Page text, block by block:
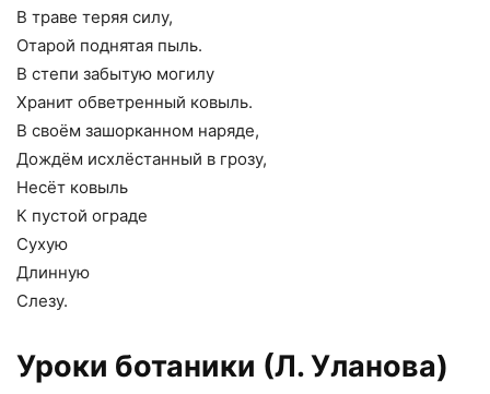
В траве теряя силу,
Отарой поднятая пыль.
В степи забытую могилу
Хранит обветренный ковыль.
В своём зашорканном наряде,
Дождём исхлёстанный в грозу,
Несёт ковыль
К пустой ограде
Сухую
Длинную
Слезу.
Уроки ботаники (Л. Уланова)